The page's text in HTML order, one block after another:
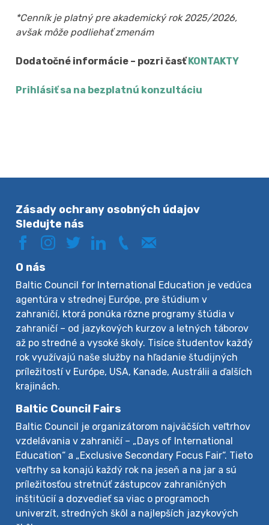
*Cenník je platný pre akademický rok 2025/2026,
avšak môže podliehať zmenám
Dodatočné informácie – pozri časťKONTAKTY
Prihlásiť sa na bezplatnú konzultáciu
Zásady ochrany osobných údajov
Sledujte nás
O nás
Baltic Council for International Education je vedúca
agentúra v strednej Európe, pre štúdium v
zahraničí, ktorá ponúka rôzne programy štúdia v
zahraničí – od jazykových kurzov a letných táborov
až po stredné a vysoké školy. Tisíce študentov každý
rok využívajú naše služby na hľadanie študijných
príležitostí v Európe, USA, Kanade, Austrálii a ďalších
krajinách.
Baltic Council Fairs
Baltic Council je organizátorom najväčších veľtrhov
vzdelávania v zahraničí – „Days of International
Education“ a „Exclusive Secondary Focus Fair“. Tieto
veľtrhy sa konajú každý rok na jeseň a na jar a sú
príležitosťou stretnúť zástupcov zahraničných
inštitúcií a dozvedieť sa viac o programoch
univerzít, stredných škôl a najlepších jazykových